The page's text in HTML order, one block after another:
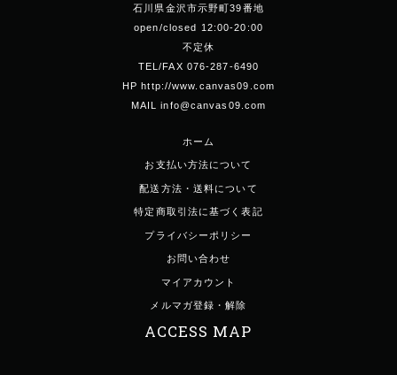
石川県金沢市示野町39番地
open/closed 12:00-20:00
不定休
TEL/FAX 076-287-6490
HP http://www.canvas09.com
MAIL info@canvas09.com
ホーム
お支払い方法について
配送方法・送料について
特定商取引法に基づく表記
プライバシーポリシー
お問い合わせ
マイアカウント
メルマガ登録・解除
ACCESS MAP